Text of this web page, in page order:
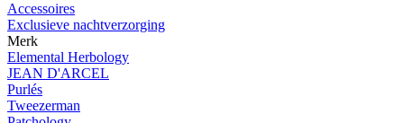
Accessoires
Exclusieve nachtverzorging
Merk
Elemental Herbology
JEAN D'ARCEL
Purlés
Tweezerman